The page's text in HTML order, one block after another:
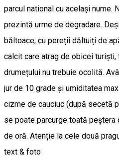
parcul national cu același nume.
prezintă urme de degradare.
băltoace, cu pereții dăltuiți de
calcit care atrag de obicei
drumețului nu trebuie ocolită.
jur de 10 grade și umiditatea
cizme de cauciuc (după secetă
se poate parcurge toată
de oră. Atenție la cele două
text & foto